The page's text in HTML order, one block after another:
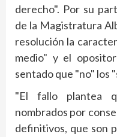
derecho". Por su
de la Magistratura
resolución la
medio" y el
sentado que "no" los
"El fallo plantea
nombrados por
definitivos, que son